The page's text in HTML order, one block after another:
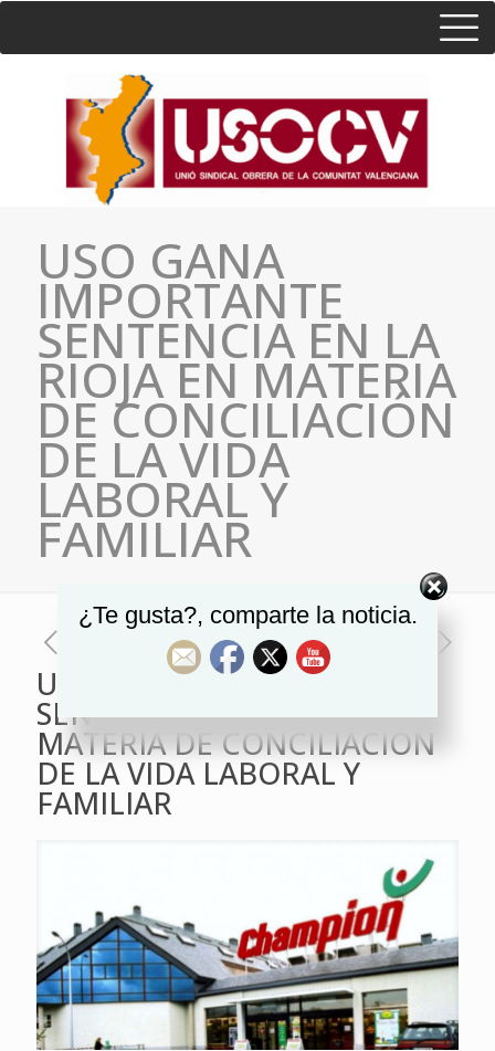
USO GANA
IMPORTANTE
SENTENCIA EN LA
RIOJA EN MATERIA
DE CONCILIACIÓN
DE LA VIDA
LABORAL Y
FAMILIAR
USO GANA IMPORTANTE
SENTENCIA EN LA RIOJA EN
MATERIA DE CONCILIACIÓN
DE LA VIDA LABORAL Y
FAMILIAR
¿Te gusta?, comparte la noticia.